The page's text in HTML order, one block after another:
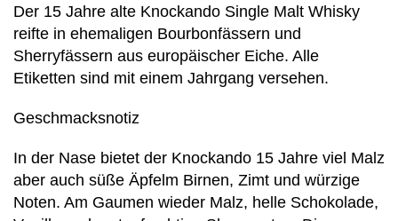
Der 15 Jahre alte Knockando Single Malt Whisky
reifte in ehemaligen Bourbonfässern und
Sherryfässern aus europäischer Eiche. Alle
Etiketten sind mit einem Jahrgang versehen.
Geschmacksnotiz
In der Nase bietet der Knockando 15 Jahre viel Malz
aber auch süße Äpfelm Birnen, Zimt und würzige
Noten. Am Gaumen wieder Malz, helle Schokolade,